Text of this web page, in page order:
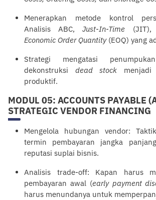
Menerapkan metode kontrol
Analisis ABC,Just-In-Time (JIT),
Economic Order Quantity(EOQ) yang
Strategi mengatasi
dekonstruksi dead stock
produktif.
MODUL 05: ACCOUNTS PAYABLE
STRATEGIC VENDOR FINANCING
Mengelola hubungan vendor:
termin pembayaran jangka
reputasi suplai bisnis.
Analisis trade-off: Kapan harus
pembayaran awal (early payment
harus menundanya untuk